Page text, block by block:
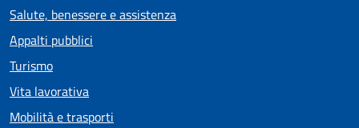
Salute, benessere e assistenza
Appalti pubblici
Turismo
Vita lavorativa
Mobilità e trasporti